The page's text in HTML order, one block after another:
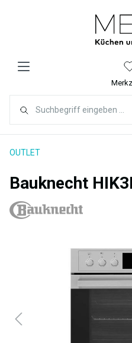
OUTLET
Bauknecht
Bildergalerie überspringen